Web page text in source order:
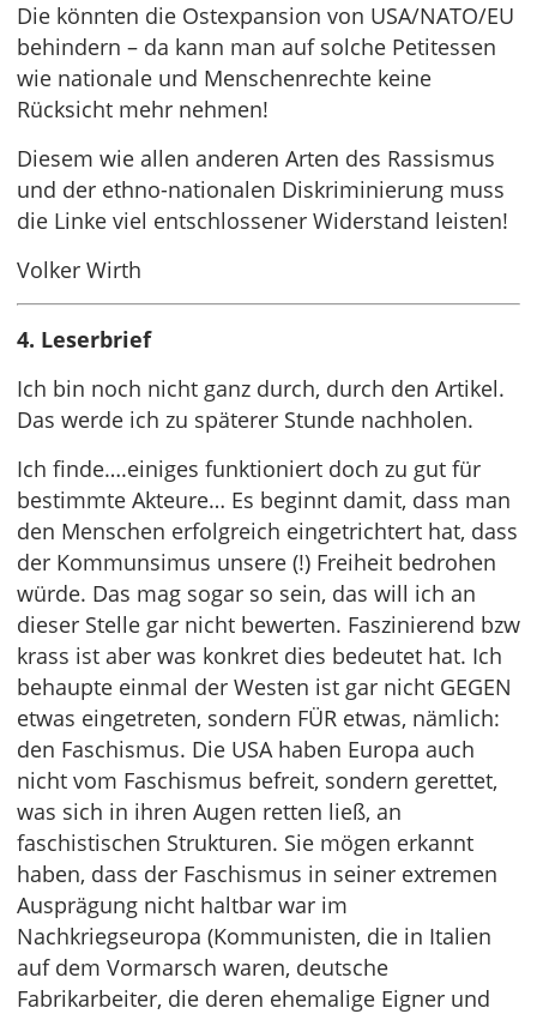
Die könnten die Ostexpansion von USA/NATO/EU
behindern – da kann man auf solche Petitessen
wie nationale und Menschenrechte keine
Rücksicht mehr nehmen!
Diesem wie allen anderen Arten des Rassismus
und der ethno-nationalen Diskriminierung muss
die Linke viel entschlossener Widerstand leisten!
Volker Wirth
4. Leserbrief
Ich bin noch nicht ganz durch, durch den Artikel.
Das werde ich zu späterer Stunde nachholen.
Ich finde….einiges funktioniert doch zu gut für
bestimmte Akteure… Es beginnt damit, dass man
den Menschen erfolgreich eingetrichtert hat, dass
der Kommunsimus unsere (!) Freiheit bedrohen
würde. Das mag sogar so sein, das will ich an
dieser Stelle gar nicht bewerten. Faszinierend bzw
krass ist aber was konkret dies bedeutet hat. Ich
behaupte einmal der Westen ist gar nicht GEGEN
etwas eingetreten, sondern FÜR etwas, nämlich:
den Faschismus. Die USA haben Europa auch
nicht vom Faschismus befreit, sondern gerettet,
was sich in ihren Augen retten ließ, an
faschistischen Strukturen. Sie mögen erkannt
haben, dass der Faschismus in seiner extremen
Ausprägung nicht haltbar war im
Nachkriegseuropa (Kommunisten, die in Italien
auf dem Vormarsch waren, deutsche
Fabrikarbeiter, die deren ehemalige Eigner und